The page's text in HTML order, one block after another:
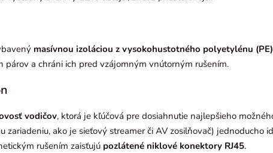
masívnou izoláciou z vysokohustotného polyetylénu (PE)
a chráni ich pred vzájomným vnútorným rušením.
vodičov, ktorá je kľúčová pre dosiahnutie najlepšieho
ako je sieťový streamer či AV zosilňovač) jednoducho
rušením zaisťujú pozlátené niklové konektory RJ45.